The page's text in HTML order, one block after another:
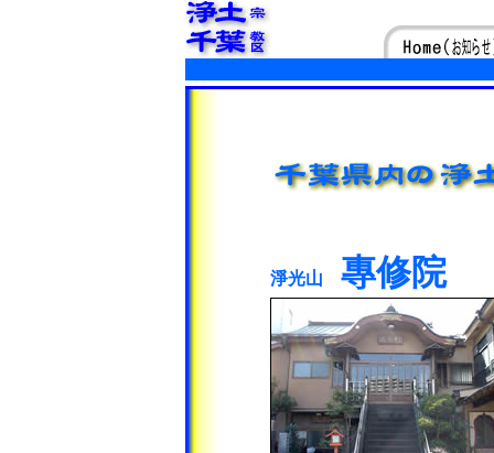
淨光山 專修院